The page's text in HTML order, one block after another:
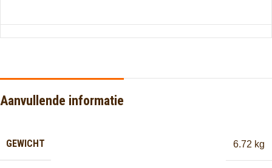
Aanvullende informatie
GEWICHT 6.72 kg